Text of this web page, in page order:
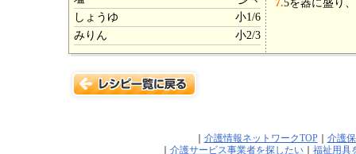
しょうゆ
小1/6
みりん
小2/3
7.5を器に盛り
介護情報ネットワークTOP｜ 介護
介護サービス事業者を探したい 福祉用具